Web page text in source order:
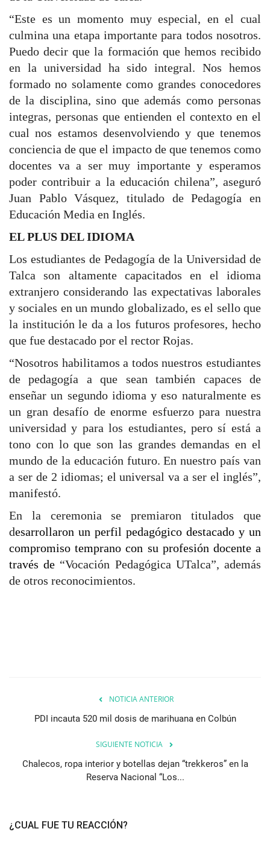
“Este es un momento muy especial, en el cual
culmina una etapa importante para todos nosotros.
Puedo decir que la formación que hemos recibido
en la universidad ha sido integral. Nos hemos
formado no solamente como grandes conocedores
de la disciplina, sino que además como personas
integras, personas que entienden el contexto en el
cual nos estamos desenvolviendo y que tenemos
conciencia de que el impacto de que tenemos como
docentes va a ser muy importante y esperamos
poder contribuir a la educación chilena”, aseguró
Juan Pablo Vásquez, titulado de Pedagogía en
Educación Media en Inglés.
EL PLUS DEL IDIOMA
Los estudiantes de Pedagogía de la Universidad de
Talca son altamente capacitados en el idioma
extranjero considerando las expectativas laborales
y sociales en un mundo globalizado, es el sello que
la institución le da a los futuros profesores, hecho
que fue destacado por el rector Rojas.
“Nosotros habilitamos a todos nuestros estudiantes
de pedagogía a que sean también capaces de
enseñar un segundo idioma y eso naturalmente es
un gran desafío de enorme esfuerzo para nuestra
universidad y para los estudiantes, pero sí está a
tono con lo que son las grandes demandas en el
mundo de la educación futuro. En nuestro país van
a ser de 2 idiomas; el universal va a ser el inglés”,
manifestó.
En la ceremonia se premiaron titulados que
desarrollaron un perfil pedagógico destacado y un
compromiso temprano con su profesión docente a
través de “Vocación Pedagógica UTalca”, además
de otros reconocimientos.
NOTICIA ANTERIOR
PDI incauta 520 mil dosis de marihuana en Colbún
SIGUIENTE NOTICIA
Chalecos, ropa interior y botellas dejan “trekkeros” en la
Reserva Nacional “Los...
¿CUAL FUE TU REACCIÓN?